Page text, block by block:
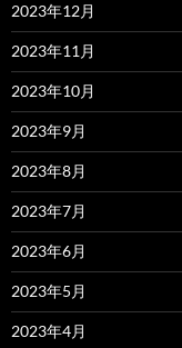
2023年12月
2023年11月
2023年10月
2023年9月
2023年8月
2023年7月
2023年6月
2023年5月
2023年4月